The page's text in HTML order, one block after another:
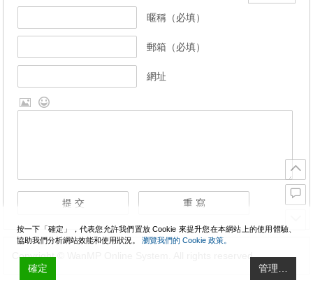
暱稱（必填）
郵箱（必填）
網址
Copyright © WanMP Online System. All rights reserved.
按一下「確定」，代表您允許我們置放 Cookie 來提升您在本網站上的使用體驗、
協助我們分析網站效能和使用狀況。 瀏覽我們的 Cookie 政策。
確定 管理…